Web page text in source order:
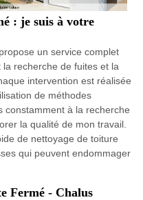
: je suis à votre
un service complet
recherche de fuites et la
intervention est réalisée
de méthodes
constamment à la recherche
la qualité de mon travail.
de nettoyage de toiture
qui peuvent endommager
Fermé - Chalus